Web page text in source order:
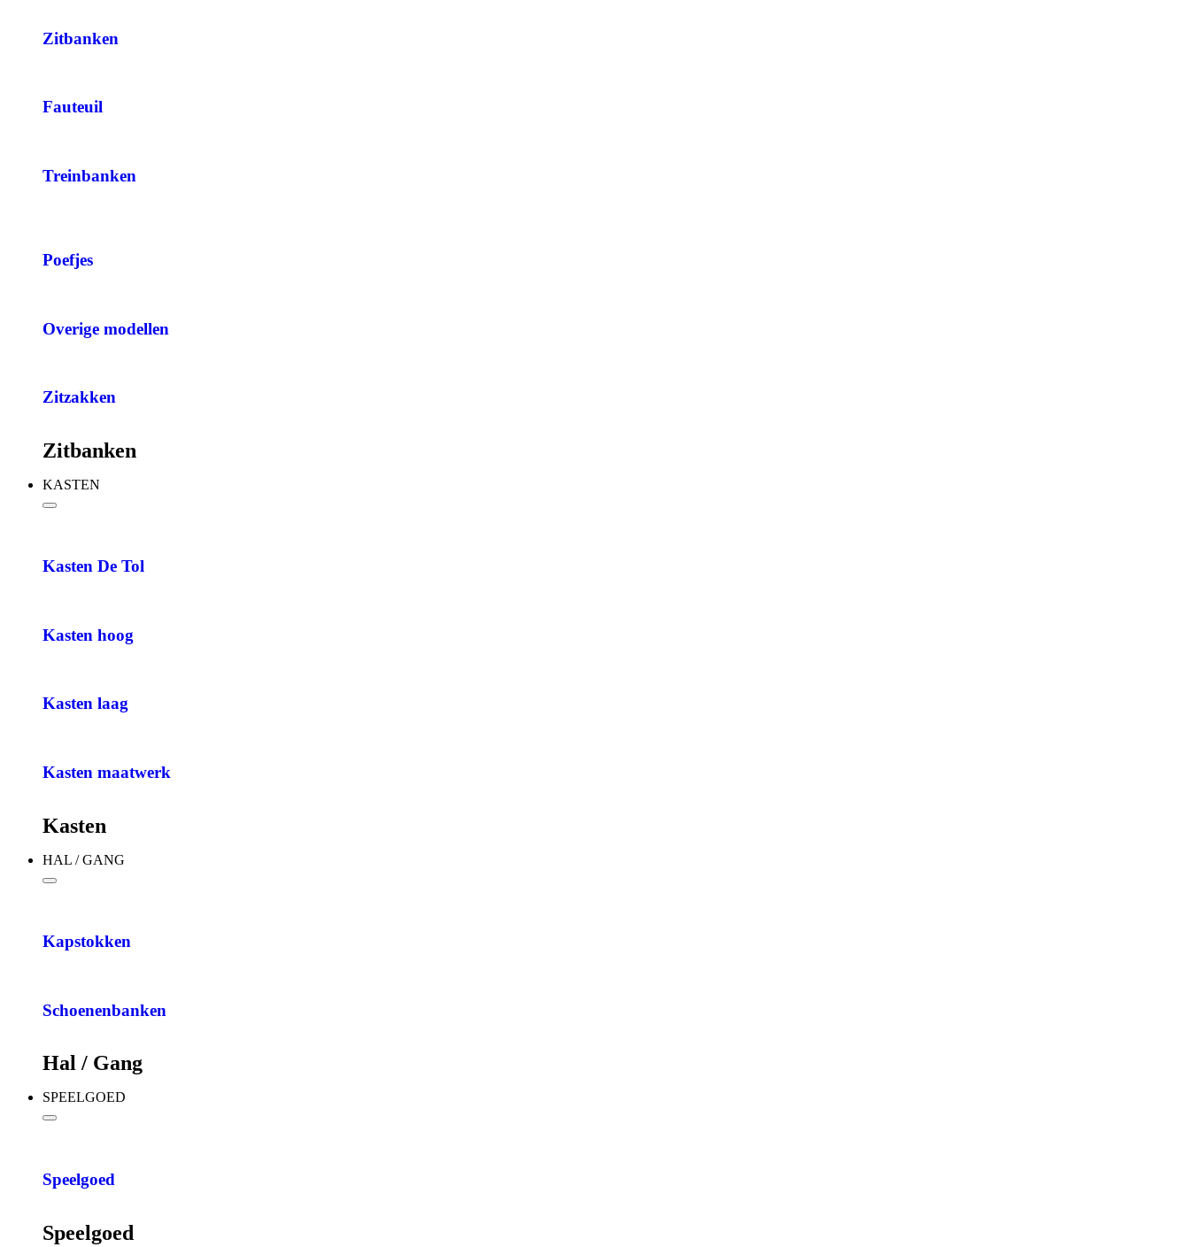
Zitbanken
Fauteuil
Treinbanken
Poefjes
Overige modellen
Zitzakken
Zitbanken
KASTEN
Kasten De Tol
Kasten hoog
Kasten laag
Kasten maatwerk
Kasten
HAL / GANG
Kapstokken
Schoenenbanken
Hal / Gang
SPEELGOED
Speelgoed
Speelgoed